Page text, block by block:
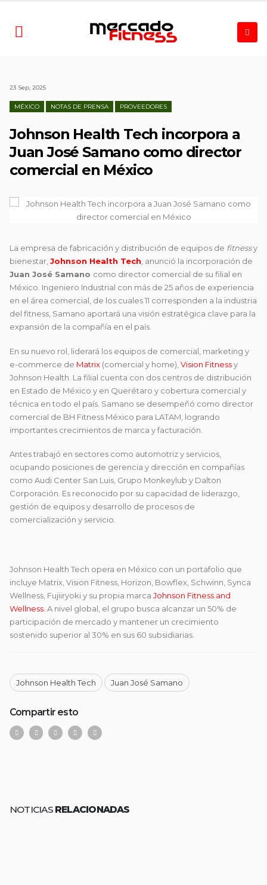
23 Sep, 2025
MÉXICO NOTAS DE PRENSA PROVEEDORES
Johnson Health Tech incorpora a
Juan José Samano como director
comercial en México
La empresa de fabricación y distribución de equipos de fitnessy
bienestar, Johnson Health Tech , anunció la incorporación de
Juan José Samano como director comercial de su filial en
México. Ingeniero Industrial con más de 25 años de experiencia
en el área comercial, de los cuales 11 corresponden a la industria
del fitness, Samano aportará una visión estratégica clave para la
expansión de la compañía en el país.
En su nuevo rol, liderará los equipos de comercial, marketing y
e-commerce de Matrix (comercial y home), Vision Fitnessy
Johnson Health. La filial cuenta con dos centros de distribución
en Estado de México y en Querétaro y cobertura comercial y
técnica en todo el país. Samano se desempeñó como director
comercial de BH Fitness México para LATAM, logrando
importantes crecimientos de marca y facturación.
Antes trabajó en sectores como automotriz y servicios,
ocupando posiciones de gerencia y dirección en compañías
como Audi Center San Luis, Grupo Monkeylub y Dalton
Corporación. Es reconocido por su capacidad de liderazgo,
gestión de equipos y desarrollo de procesos de
comercialización y servicio.
Johnson Health Tech opera en México con un portafolio que
incluye Matrix, Vision Fitness, Horizon, Bowflex, Schwinn, Synca
Wellness, Fujiiryoki y su propia marca Johnson Fitness and
Wellness. A nivel global, el grupo busca alcanzar un 50% de
participación de mercado y mantener un crecimiento
sostenido superior al 30% en sus 60 subsidiarias.
Johnson Health Tech Juan José Samano
Compartir esto
NOTICIAS RELACIONADAS